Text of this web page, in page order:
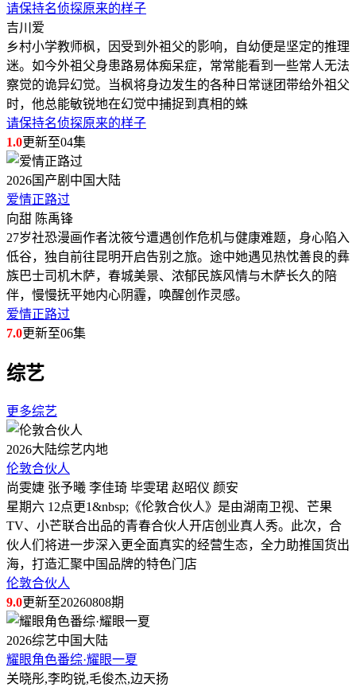
请保持名侦探原来的样子
吉川爱
乡村小学教师枫，因受到外祖父的影响，自幼便是坚定的推理
迷。如今外祖父身患路易体痴呆症，常常能看到一些常人无法
察觉的诡异幻觉。当枫将身边发生的各种日常谜团带给外祖父
时，他总能敏锐地在幻觉中捕捉到真相的蛛
请保持名侦探原来的样子
1.0更新至04集
2026国产剧 中国大陆
爱情正路过
向甜 陈禹锋
27岁社恐漫画作者沈筱兮遭遇创作危机与健康难题，身心陷入
低谷，独自前往昆明开启告别之旅。途中她遇见热忱善良的彝
族巴士司机木萨，春城美景、浓郁民族风情与木萨长久的陪
伴，慢慢抚平她内心阴霾，唤醒创作灵感。
爱情正路过
7.0更新至06集
综艺
更多综艺
2026大陆综艺内地
伦敦合伙人
尚雯婕 张予曦 李佳琦 毕雯珺 赵昭仪 颜安
星期六 12点更1&nbsp;《伦敦合伙人》是由湖南卫视、芒果
TV、小芒联合出品的青春合伙人开店创业真人秀。此次，合
伙人们将进一步深入更全面真实的经营生态，全力助推国货出
海，打造汇聚中国品牌的特色门店
伦敦合伙人
9.0更新至20260808期
2026综艺中国大陆
耀眼角色番综·耀眼一夏
关晓彤,李昀锐,毛俊杰,边天扬